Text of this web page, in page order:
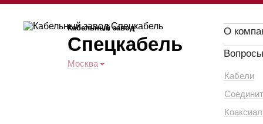
Кабельный завод
Спецкабель
Москва
О
Кабели